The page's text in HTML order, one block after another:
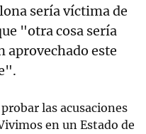
sería víctima de
"otra cosa sería
aprovechado este
las acusaciones
en un Estado de